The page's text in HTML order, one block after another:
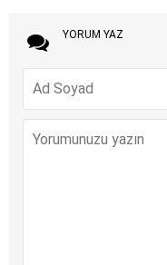
YORUM YAZ